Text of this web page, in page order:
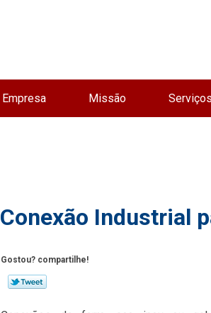
Empresa Missão Serviços
Conexão Industrial
Gostou? compartilhe!